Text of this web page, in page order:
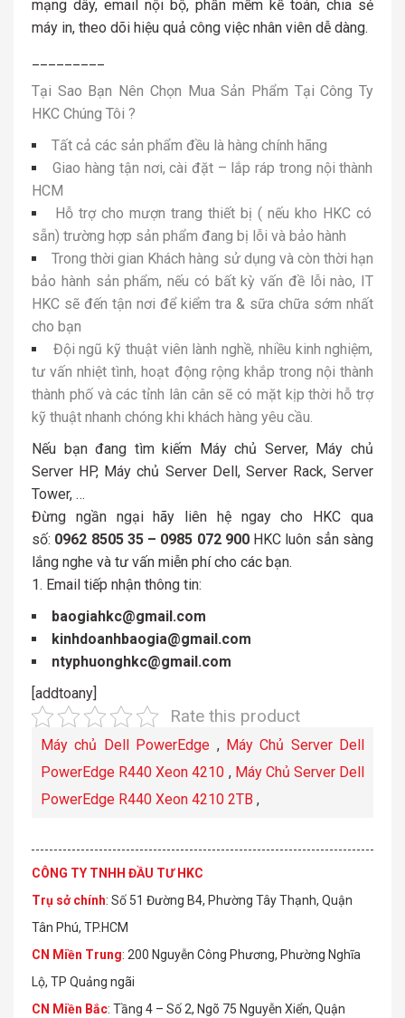
mạng dây, email nội bộ, phần mềm kế toán, chia sẻ
máy in, theo dõi hiệu quả công việc nhân viên dễ dàng.
Tại Sao Bạn Nên Chọn Mua Sản Phẩm Tại Công Ty
HKC Chúng Tôi ?
Tất cả các sản phẩm đều là hàng chính hãng
Giao hàng tận nơi, cài đặt – lắp ráp trong nội thành
HCM
Hỗ trợ cho mượn trang thiết bị ( nếu kho HKC có
sẵn) trường hợp sản phẩm đang bị lỗi và bảo hành
Trong thời gian Khách hàng sử dụng và còn thời hạn
bảo hành sản phẩm, nếu có bất kỳ vấn đề lỗi nào, IT
HKC sẽ đến tận nơi để kiểm tra & sữa chữa sớm nhất
cho bạn
Đội ngũ kỹ thuật viên lành nghề, nhiều kinh nghiệm,
tư vấn nhiệt tình, hoạt động rộng khắp trong nội thành
thành phố và các tỉnh lân cân sẽ có mặt kịp thời hỗ trợ
kỹ thuật nhanh chóng khi khách hàng yêu cầu.
Nếu bạn đang tìm kiếm Máy chủ Server, Máy chủ
Server HP, Máy chủ Server Dell, Server Rack, Server
Tower, …
Đừng ngần ngại hãy liên hệ ngay cho HKC qua
số: 0962 8505 35 – 0985 072 900HKC luôn sẳn sàng
lắng nghe và tư vấn miễn phí cho các bạn.
Email tiếp nhận thông tin:
baogiahkc@gmail.com
kinhdoanhbaogia@gmail.com
ntyphuonghkc@gmail.com
[addtoany]
Rate this product
Máy chủ Dell PowerEdge , Máy Chủ Server Dell
PowerEdge R440 Xeon 4210 , Máy Chủ Server Dell
PowerEdge R440 Xeon 4210 2TB ,
CÔNG TY TNHH ĐẦU TƯ HKC
Trụ sở chính: Số 51 Đường B4, Phường Tây Thạnh, Quận
Tân Phú, TP.HCM
CN Miền Trung: 200 Nguyễn Công Phương, Phường Nghĩa
Lộ, TP Quảng ngãi
CN Miền Bắc: Tầng 4 – Số 2, Ngõ 75 Nguyễn Xiển, Quận